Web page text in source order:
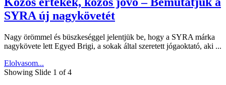
SYRA új nagykövetét
Nagy örömmel és büszkeséggel jelentjük be, hogy a SYRA márka
nagykövete lett Egyed Brigi, a sokak által szeretett jógaoktató, aki ...
Elolvasom...
Showing Slide 1 of 4